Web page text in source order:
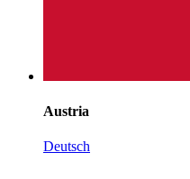
Austria
Deutsch